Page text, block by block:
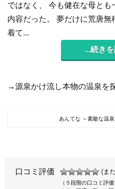
ではなく、 今も健在な母とも
内容だった。 夢だけに荒唐
着て...
...続き
→源泉かけ流し本物の温泉を
あんてな ～素敵な温
口コミ評価 (ま
（５段階の口コミ評